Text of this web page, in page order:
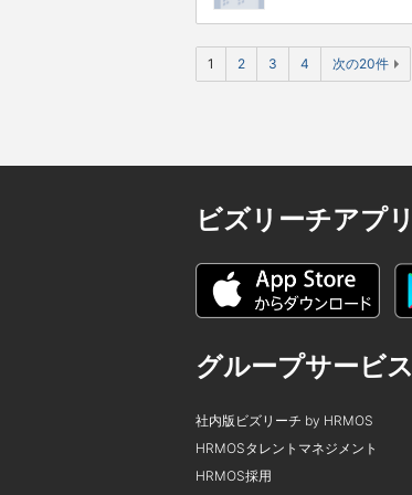
1 2 3 4 次の20件
ビズリーチアプリ
グループサービス
社内版ビズリーチ by HRMOS
HRMOSタレントマネジメント
HRMOS採用